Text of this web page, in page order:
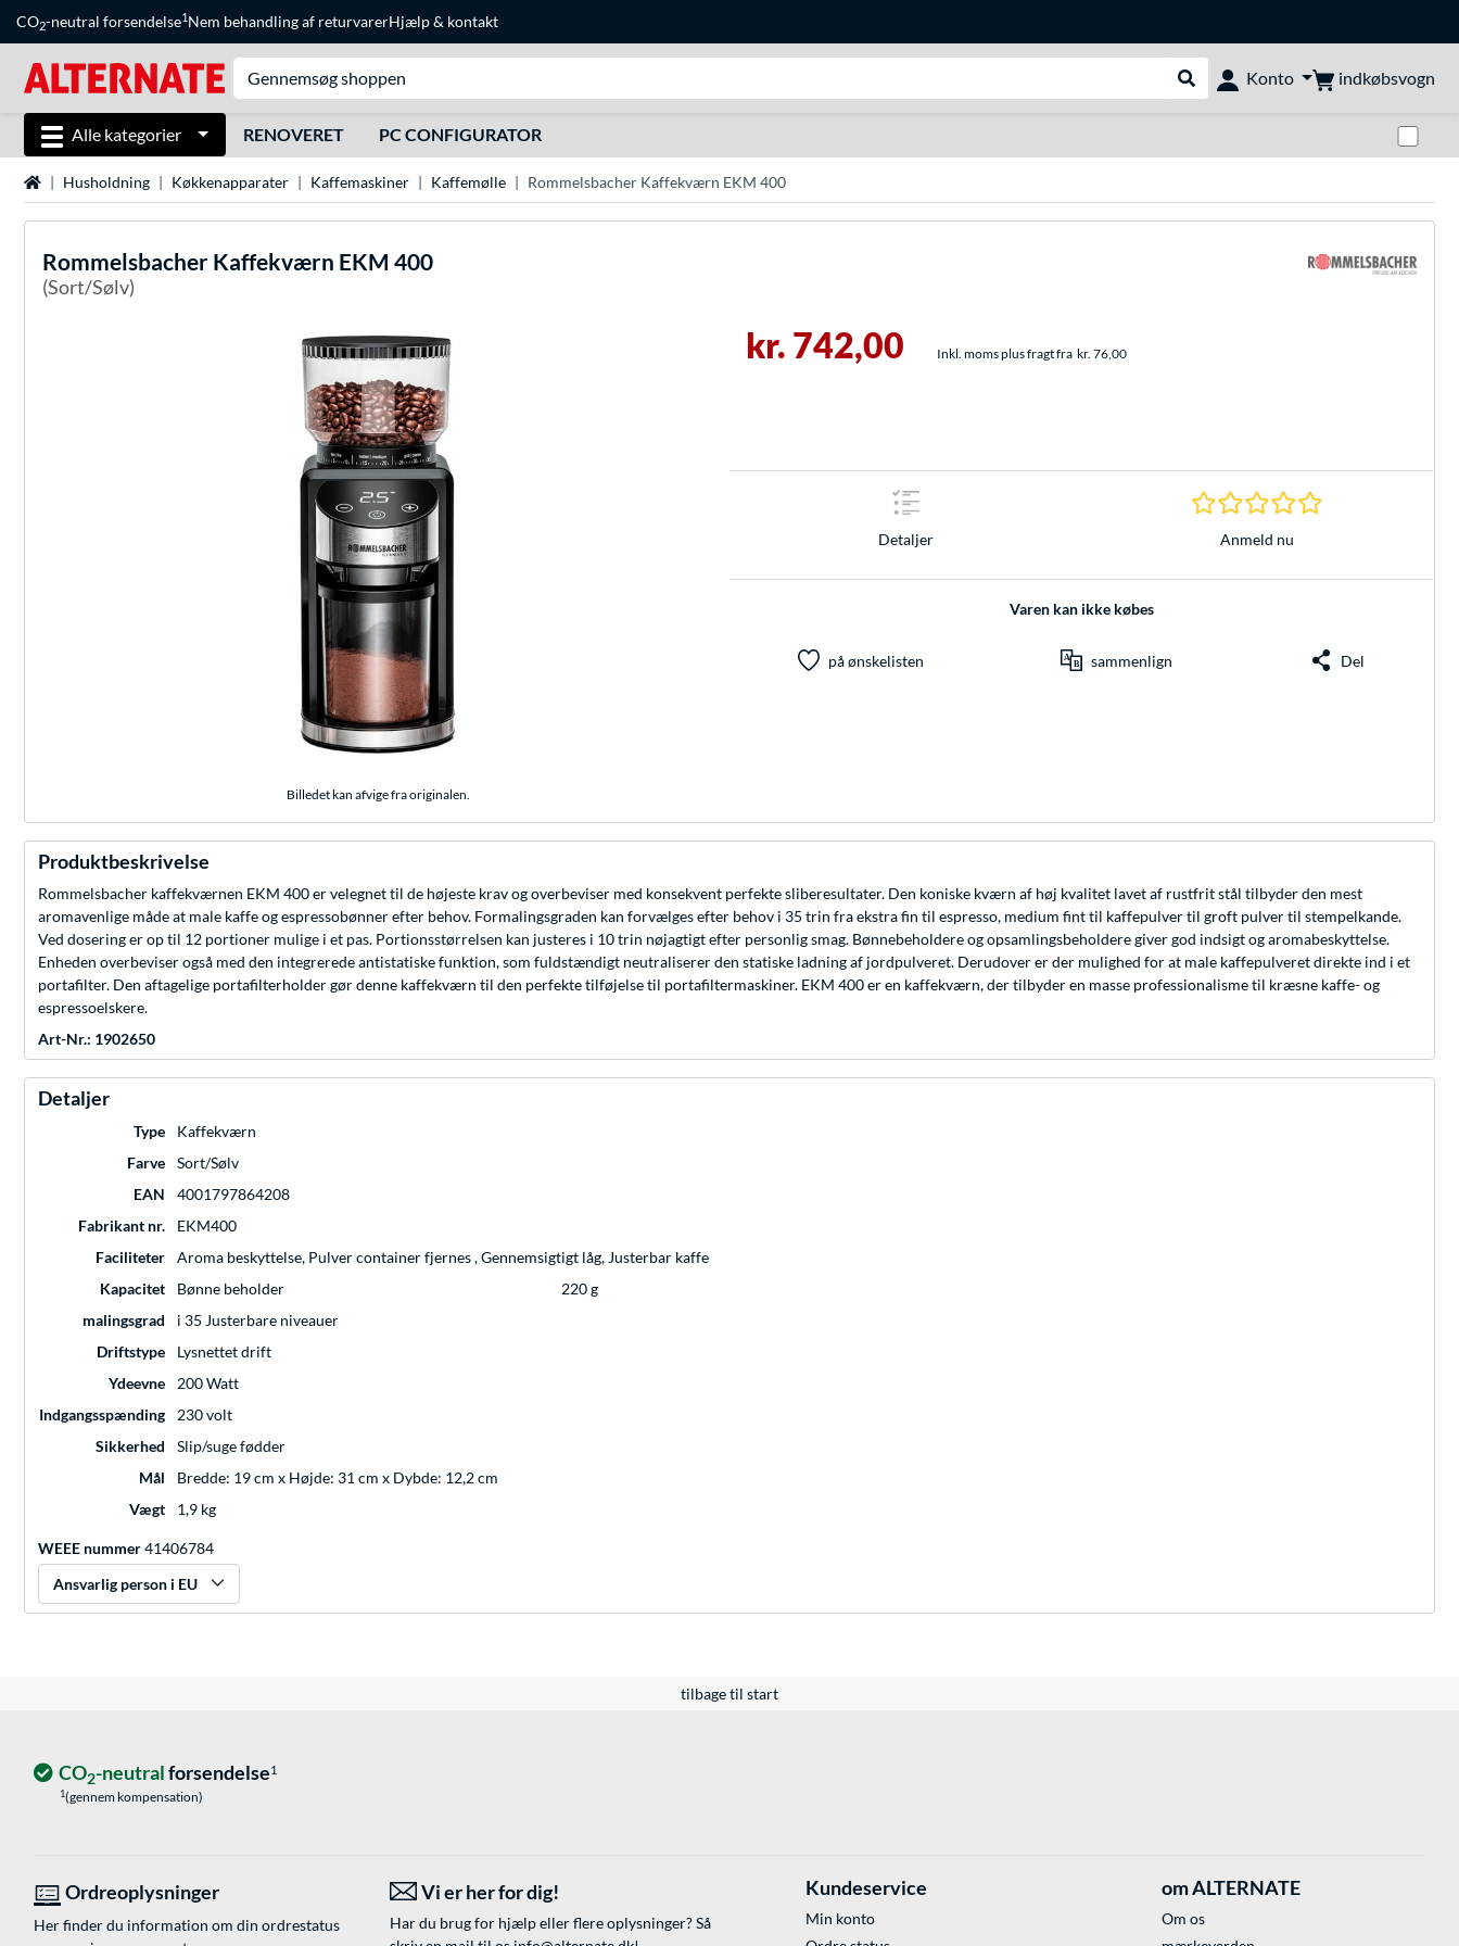
CO2-neutral forsendelse1Nem behandling af returvarerHjælp& kontakt
Udfør søgning
Konto indkøbsvogn
Alle kategorier RENOVERET PC CONFIGURATOR
StartsideHusholdning Køkkenapparater Kaffemaskiner Kaffemølle Rommelsbacher Kaffekværn EKM 400
Rommelsbacher Kaffekværn EKM 400
(Sort/Sølv)
Billedet kan afvige fra originalen.
kr. 742,00 Inkl. moms plus fragt fra kr. 76,00
Detaljer
0.0 Stjerner hos 0
Anmeld nu
Varen kan ikke købes
på ønskelisten sammenlign Del
Produktbeskrivelse
Rommelsbacher kaffekværnen EKM 400 er velegnet til de højeste krav og overbeviser med konsekvent perfekte sliberesultater. Den koniske kværn af høj kvalitet lavet af rustfrit stål tilbyder den mest
aromavenlige måde at male kaffe og espressobønner efter behov. Formalingsgraden kan forvælges efter behov i 35 trin fra ekstra fin til espresso, medium fint til kaffepulver til groft pulver til stempelkande.
Ved dosering er op til 12 portioner mulige i et pas. Portionsstørrelsen kan justeres i 10 trin nøjagtigt efter personlig smag. Bønnebeholdere og opsamlingsbeholdere giver god indsigt og aromabeskyttelse.
Enheden overbeviser også med den integrerede antistatiske funktion, som fuldstændigt neutraliserer den statiske ladning af jordpulveret. Derudover er der mulighed for at male kaffepulveret direkte ind i et
portafilter. Den aftagelige portafilterholder gør denne kaffekværn til den perfekte tilføjelse til portafiltermaskiner. EKM 400 er en kaffekværn, der tilbyder en masse professionalisme til kræsne kaffe- og
espressoelskere.
Art-Nr.: 1902650
Detaljer
Type
Kaffekværn
Farve
Sort/Sølv
EAN
4001797864208
Fabrikant nr.
EKM400
Faciliteter
Aroma beskyttelse, Pulver container fjernes , Gennemsigtigt låg, Justerbar kaffe
Kapacitet
Bønne beholder
220 g
malingsgrad
i 35 Justerbare niveauer
Driftstype
Lysnettet drift
Ydeevne
200 Watt
Indgangsspænding
230 volt
Sikkerhed
Slip/suge fødder
Mål
Bredde: 19 cm x Højde: 31 cm x Dybde: 12,2 cm
Vægt
1,9 kg
WEEE nummer41406784
Ansvarlig person i EU
tilbage til start
CO2-neutralforsendelse1
1(gennem kompensation)
Ordreoplysninger
Her finder du information om din ordrestatus
Vi er her for dig!
Har du brug for hjælp eller flere oplysninger? Så
Kundeservice
Min konto
om ALTERNATE
Om os